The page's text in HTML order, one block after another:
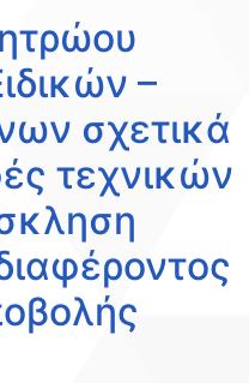
–
σχετικά
τεχνικών